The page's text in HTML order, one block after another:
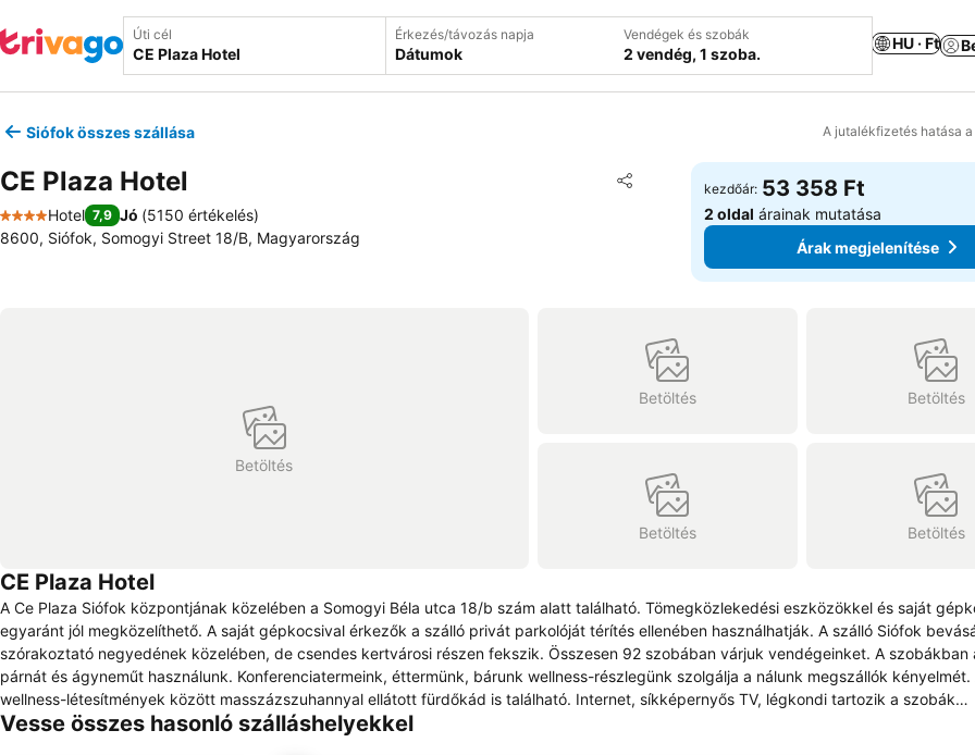
Úti cél Érkezés/távozás napja
Dátumok
Vendégek és szobák
2 vendég, 1 szoba.
HU · Ft
Siófok összes szállása A jutalékfizetés hatása
CE Plaza Hotel Megosztás
Hozzáadás a kedvencekhez
4 Kategória
Hotel 7,9 Jó (5150 értékelés)
8600, Siófok, Somogyi Street 18/B, Magyarország
kezdőár: 53 358 Ft
2 oldal árainak mutatása
Árak megjelenítése
Betöltés
Betöltés Betöltés
Betöltés Betöltés
CE Plaza Hotel
A Ce Plaza Siófok központjának közelében a Somogyi Béla utca 18/b szám alatt található. Tömegközlekedési eszközökkel és saját
egyaránt jól megközelíthető. A saját gépkocsival érkezők a szálló privát parkolóját térítés ellenében használhatják. A szálló Siófok bevásárló és
szórakoztató negyedének közelében, de csendes kertvárosi részen fekszik. Összesen 92 szobában várjuk vendégeinket. A szobákban
párnát és ágyneműt használunk. Konferenciatermeink, éttermünk, bárunk wellness-részlegünk szolgálja a nálunk megszállók kényelmét.
wellness-létesítmények között masszázszuhannyal ellátott fürdőkád is található. Internet, síkképernyős TV, légkondi tartozik a szobák
felszereléséhez. Ingyenes az elhelyezése legfeljebb két 10 év alatti gyermeknek már meglévő ágy használata esetén, ugyanígy
Vesse összes hasonló szálláshelyekkel